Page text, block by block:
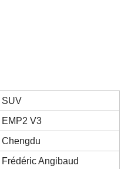
SUV
EMP2 V3
Chengdu
Frédéric Angibaud